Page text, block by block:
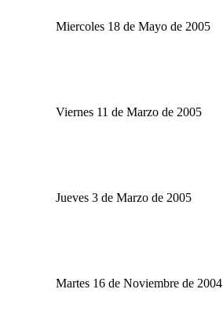
Miercoles 18 de Mayo de 2005
Viernes 11 de Marzo de 2005
Jueves 3 de Marzo de 2005
Martes 16 de Noviembre de 2004